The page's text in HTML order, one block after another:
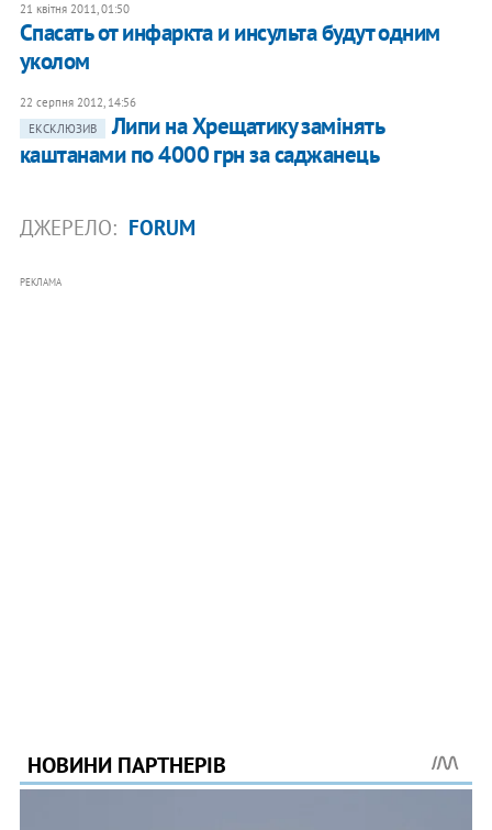
21 квітня 2011, 01:50
Спасать от инфаркта и инсульта будут одним
уколом
22 серпня 2012, 14:56
ЕКСКЛЮЗИВ
Липи на Хрещатику замінять
каштанами по 4000 грн за саджанець
ДЖЕРЕЛО: FORUM
РЕКЛАМА